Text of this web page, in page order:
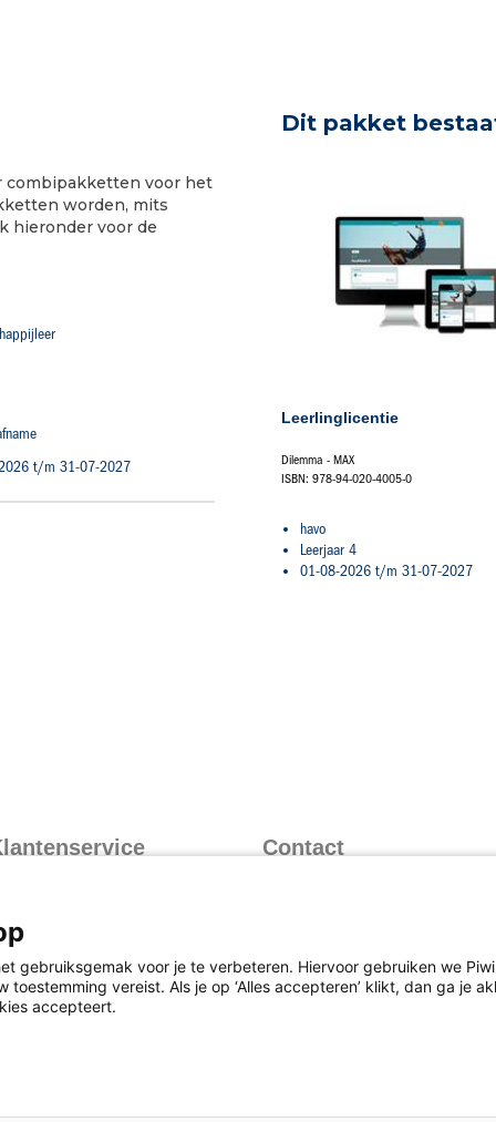
combipakketten voor het
worden, mits
hieronder voor de
t/m 31-07-2027
Dit pakket
Leerlinglicentie
Dilemma - MAX
ISBN: 978-94-020-4005-0
havo
Leerjaar 4
01-08-2026 t/m 31-07-2027
over retourneren
vragen
Contact
gebruiksgemak voor je te verbeteren. Hiervoor gebruiken we
vereist. Als je op ‘Alles accepteren’ klikt, dan ga je
accepteert.